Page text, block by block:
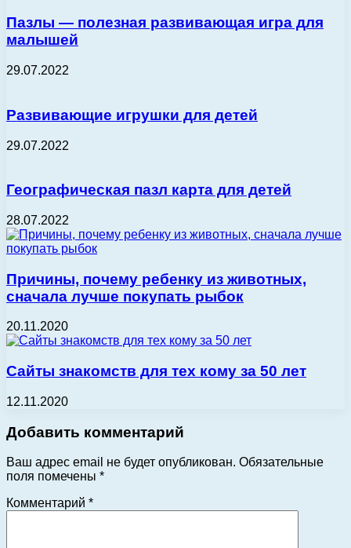
Пазлы — полезная развивающая игра для
малышей
29.07.2022
Развивающие игрушки для детей
29.07.2022
Географическая пазл карта для детей
28.07.2022
Причины, почему ребенку из животных,
сначала лучше покупать рыбок
20.11.2020
Сайты знакомств для тех кому за 50 лет
12.11.2020
Добавить комментарий
Ваш адрес email не будет опубликован. Обязательные
поля помечены *
Комментарий *